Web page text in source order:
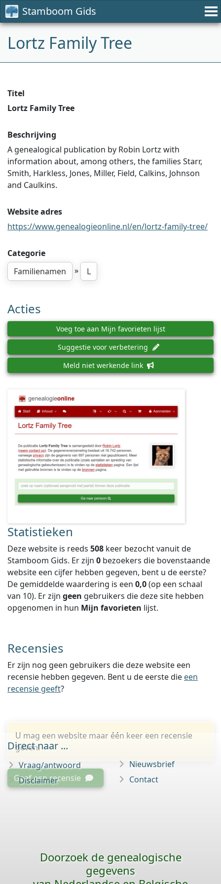
Stamboom Gids
Lortz Family Tree
Titel
Lortz Family Tree
Beschrijving
A genealogical publication by Robin Lortz with
information about, among others, the families Starr,
Smith, Harkless, Jones, Miller, Field, Calkins, Johnson
and Caulkins.
Website adres
https://www.genealogieonline.nl/en/lortz-family-tree/
Categorie
Familienamen
» L
Acties
Voeg toe aan Mijn favorieten lijst
Suggestie voor verbetering
Meld niet werkende link
Statistieken
Deze website is reeds 508 keer bezocht vanuit de
Stamboom Gids. Er zijn 0 bezoekers die bovenstaande
website een cijfer hebben gegeven, bent u de eerste?
De gemiddelde waardering is een 0,0(op een schaal
van 10). Er zijn geen gebruikers die deze site hebben
opgenomen in hun Mijn favorieten lijst.
Recensies
Er zijn nog geen gebruikers die deze website een
recensie hebben gegeven. Bent u de eerste die een
recensie geeft?
U mag een website maar één keer een recensie
geven.
Geef een recensie
Direct naar ...
Vraag/antwoord
Disclaimer
Nieuwsbrief
Contact
Doorzoek de genealogische
gegevens